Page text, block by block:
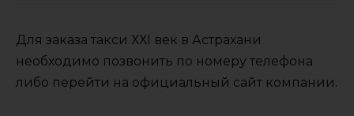
Для заказа такси ХХI век в Астрахани
необходимо позвонить по номеру телефона
либо перейти на официальный сайт компании.